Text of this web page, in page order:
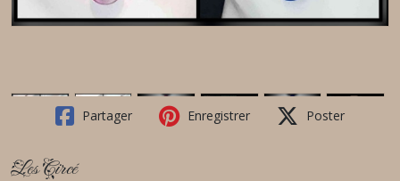
Partager Enregistrer Poster
Les Circé